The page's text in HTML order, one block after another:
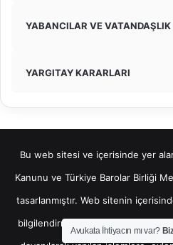
YABANCILAR VE VATANDAŞLIK
YARGITAY KARARLARI
Bu web sitesi ve içerisinde yer
Kanunu ve Türkiye Barolar Birliği
tasarlanmıştır. Web sitenin
bilgilendirme amaçlı olup, bu
Avukata İhtiyacın mı var?